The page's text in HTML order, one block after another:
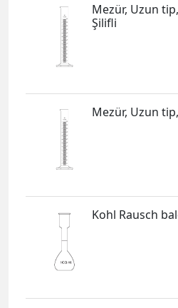
Mezür, Uzun
Şilifli
Mezür, Uzun
Kohl Rausch